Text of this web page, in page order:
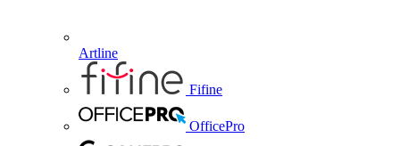
Artline
Fifine
OfficePro